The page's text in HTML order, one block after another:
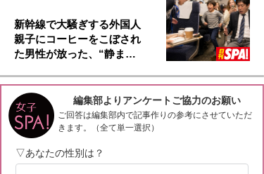
新幹線で大騒ぎする外国人
親子にコーヒーをこぼされ
た男性が放った、“静ま…